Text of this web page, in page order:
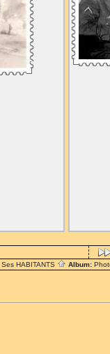
Ses HABITANTS Album: